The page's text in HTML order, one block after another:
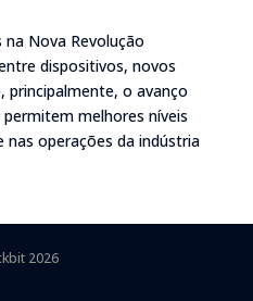
Nova Revolução
dispositivos, novos
principalmente, o avanço
melhores níveis
nas operações da indústria
2026